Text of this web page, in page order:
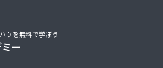
ウを無料で学ぼう
ー